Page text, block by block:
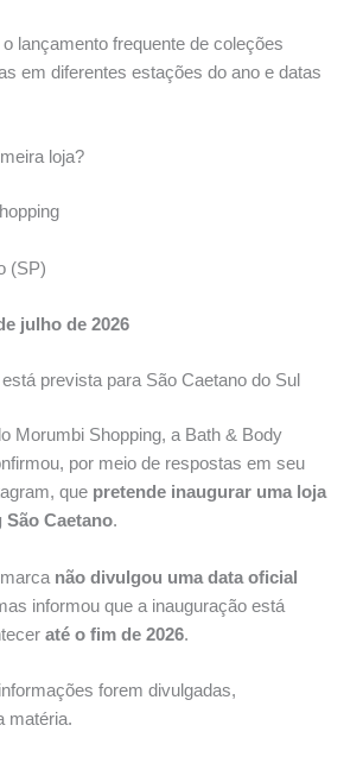
lançamento frequente de coleções
em diferentes estações do ano e datas
loja?
(SP)
julho de 2026
prevista para São Caetano do Sul
Morumbi Shopping, a Bath & Body
por meio de respostas em seu
que pretende inaugurar uma loja
Caetano.
não divulgou uma data oficial
informou que a inauguração está
até o fim de 2026.
forem divulgadas,
matéria.